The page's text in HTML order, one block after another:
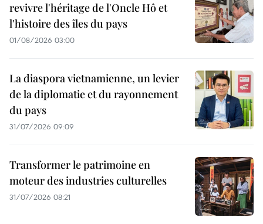
revivre l'héritage de l'Oncle Hô et
l'histoire des îles du pays
01/08/2026 03:00
La diaspora vietnamienne, un levier
de la diplomatie et du rayonnement
du pays
31/07/2026 09:09
Transformer le patrimoine en
moteur des industries culturelles
31/07/2026 08:21